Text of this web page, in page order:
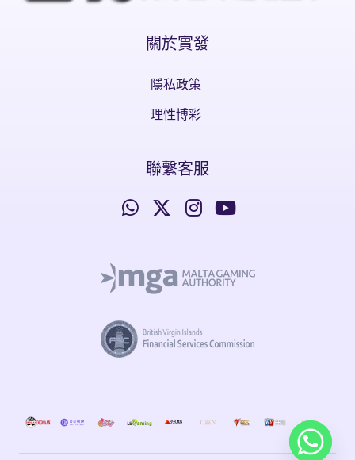
關於實發
隱私政策
理性博彩
聯繫客服